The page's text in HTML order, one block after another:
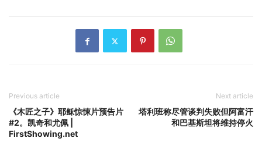
Previous article
《木匠之子》耶稣惊悚片预告片
#2。凯奇和尤佩 |
FirstShowing.net
Next article
塔利班称尽管谈判失败但阿富汗
和巴基斯坦将维持停火